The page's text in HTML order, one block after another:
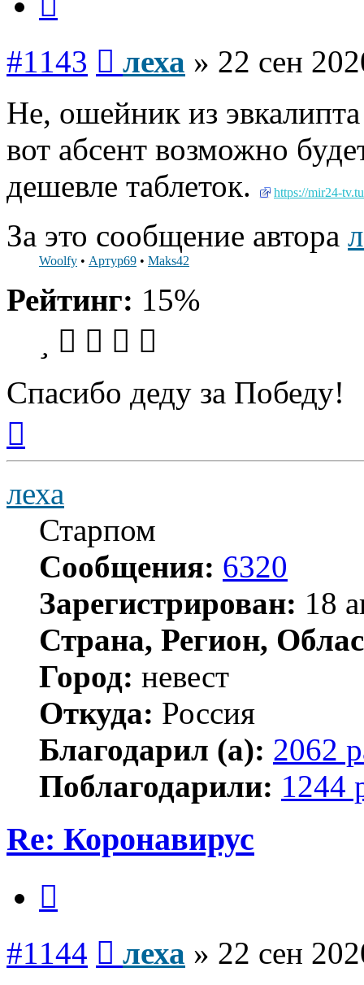
#1143 леха » 22 сен
Не, ошейник из
вот абсент возможно
дешевле таблеток.
https://mir24-
За это сообщение автора
Woolfy • Артур69 • Maks42
Рейтинг: 15%
Спасибо деду за Победу!
началу
леха
Старпом
Сообщения: 6320
Зарегистрирован: 18
Страна, Регион,
Город: невест
Откуда: Россия
Благодарил (а): 2062
Поблагодарили: 1244
Re: Коронавирус
#1144 леха » 22 сен